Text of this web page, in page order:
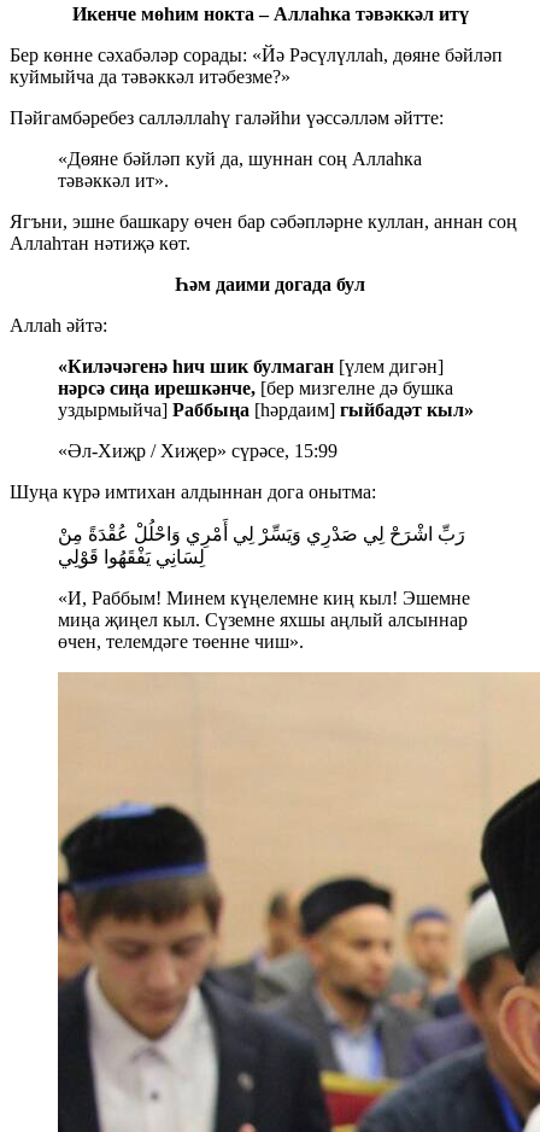
Икенче мөһим нокта – Аллаһка тәвәккәл итү
Бер көнне сәхабәләр сорады: «Йә Рәсүлүллаһ, дөяне бәйләп
куймыйча да тәвәккәл итәбезме?»
Пәйгамбәребез салләллаһү галәйһи үәссәлләм әйтте:
«Дөяне бәйләп куй да, шуннан соң Аллаһка
тәвәккәл ит».
Ягъни, эшне башкару өчен бар сәбәпләрне куллан, аннан соң
Аллаһтан нәтиҗә көт.
Һәм даими догада бул
Аллаһ әйтә:
«Киләчәгенә һич шик булмаган [үлем дигән]
нәрсә сиңа ирешкәнче, [бер мизгелне дә бушка
уздырмыйча] Раббыңа [һәрдаим] гыйбадәт кыл»
«Әл-Хиҗр / Хиҗер» сүрәсе, 15:99
Шуңа күрә имтихан алдыннан дога онытма:
رَبِّ اشْرَحْ لِي صَدْرِي وَيَسِّرْ لِي أَمْرِي وَاحْلُلْ عُقْدَةً مِنْ
لِسَانِي يَفْقَهُوا قَوْلِي
«И, Раббым! Минем күңелемне киң кыл! Эшемне
миңа җиңел кыл. Сүземне яхшы аңлый алсыннар
өчен, телемдәге төенне чиш».